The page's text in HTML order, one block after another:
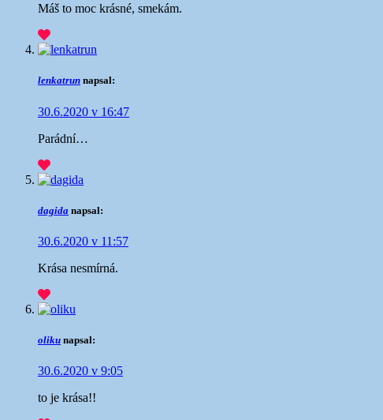
Máš to moc krásné, smekám.
lenkatrun napsal:
30.6.2020 v 16:47
Parádní…
dagida napsal:
30.6.2020 v 11:57
Krása nesmírná.
oliku napsal:
30.6.2020 v 9:05
to je krása!!